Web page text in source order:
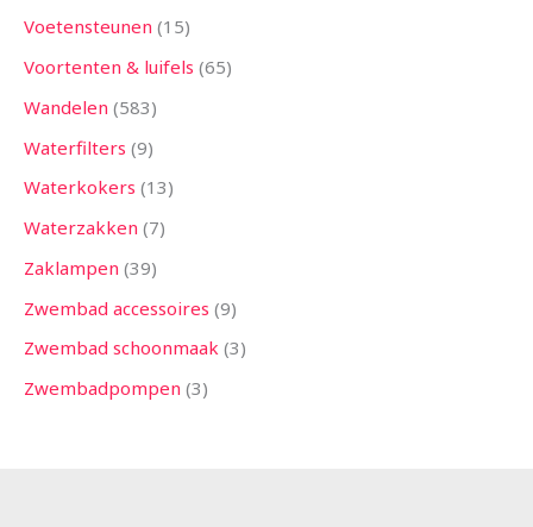
Voetensteunen 15
Voortenten & luifels 65
Wandelen 583
Waterfilters 9
Waterkokers 13
Waterzakken 7
Zaklampen 39
Zwembad accessoires 9
Zwembad schoonmaak 3
Zwembadpompen 3